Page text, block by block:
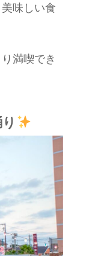
味しい食
満喫でき